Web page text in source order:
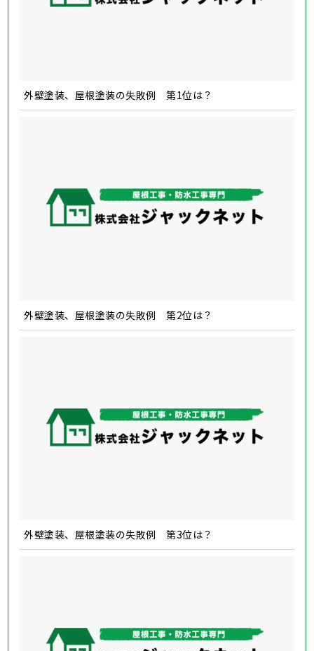
外壁塗装、屋根塗装の失敗例 第1位は？
外壁塗装、屋根塗装の失敗例 第2位は？
外壁塗装、屋根塗装の失敗例 第3位は？